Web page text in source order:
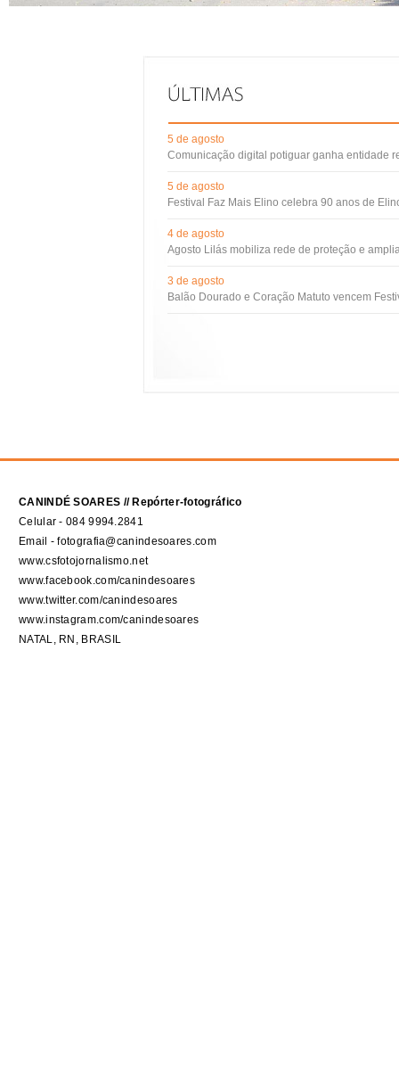
5 de agosto
Comunicação digital potiguar ganha entidade
5 de agosto
Festival Faz Mais Elino celebra 90 anos de
4 de agosto
Agosto Lilás mobiliza rede de proteção e
3 de agosto
Balão Dourado e Coração Matuto vencem
CANINDÉ SOARES // Repórter-fotográfico
Celular - 084 9994.2841
Email - fotografia@canindesoares.com
www.csfotojornalismo.net
www.facebook.com/canindesoares
www.twitter.com/canindesoares
www.instagram.com/canindesoares
NATAL, RN, BRASIL